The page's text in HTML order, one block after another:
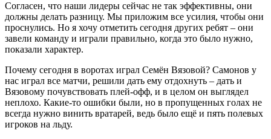
Согласен, что наши лидеры сейчас не так эффективны, они
должны делать разницу. Мы приложим все усилия, чтобы они
проснулись. Но я хочу отметить сегодня других ребят – они
завели команду и играли правильно, когда это было нужно,
показали характер.
Почему сегодня в воротах играл Семён Вязовой? Самонов у
нас играл все матчи, решили дать ему отдохнуть – дать и
Вязовому почувствовать плей-офф, и в целом он выглядел
неплохо. Какие-то ошибки были, но в пропущенных голах не
всегда нужно винить вратарей, ведь было ещё и пять полевых
игроков на льду.